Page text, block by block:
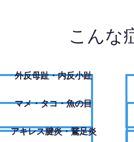
こんな
外反母趾・内反小趾
​マメ・タコ・魚の目
アキレス腱炎・鵞足炎